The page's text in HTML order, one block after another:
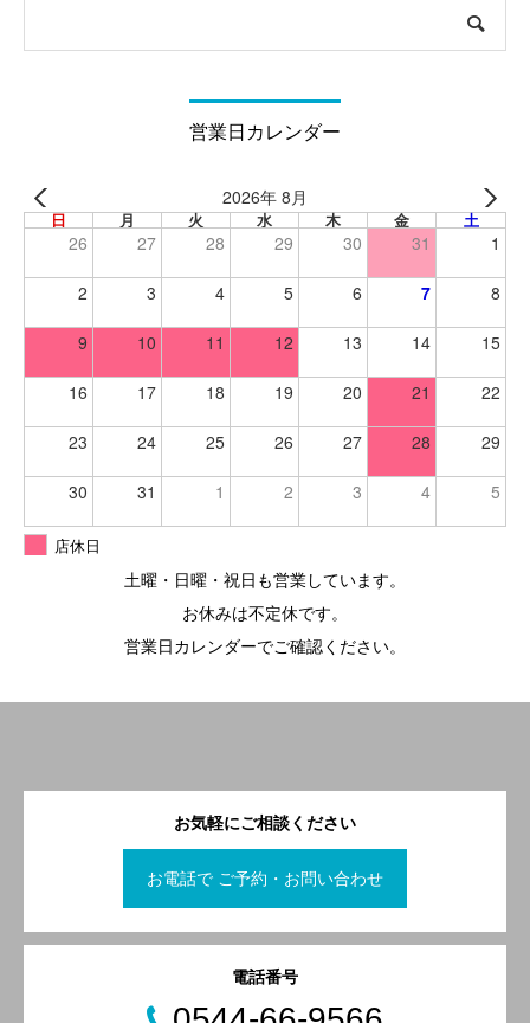
営業日カレンダー
2026年 8月
日 月 火 水 木 金 土
26 27 28 29 30 31 1
2 3 4 5 6 7 8
9 10 11 12 13 14 15
16 17 18 19 20 21 22
23 24 25 26 27 28 29
30 31 1 2 3 4 5
店休日
土曜・日曜・祝日も営業しています。
お休みは不定休です。
営業日カレンダーでご確認ください。
お気軽にご相談ください
お電話で ご予約・お問い合わせ
電話番号